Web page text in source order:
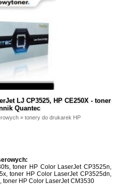
LJ CP3525, HP CE250X - toner
Quantec
» tonery do drukarek HP
toner HP Color LaserJet CP3525n,
toner HP Color LaserJet CP3525dn,
HP Color LaserJet CM3530